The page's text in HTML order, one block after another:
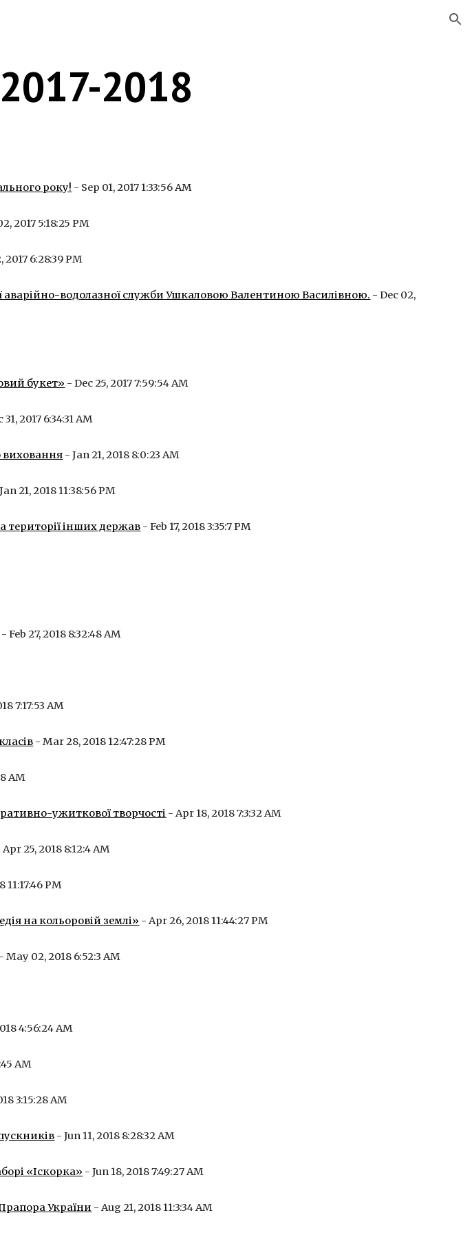
2017-2018
року! - Sep 01, 2017 1:33:56 AM
2017 5:18:25 PM
2017 6:28:39 PM
аварійно-водолазної служби Ушкаловою Валентиною Василівною. - Dec 02,
букет» - Dec 25, 2017 7:59:54 AM
31, 2017 6:34:31 AM
виховання - Jan 21, 2018 8:0:23 AM
21, 2018 11:38:56 PM
території інших держав - Feb 17, 2018 3:35:7 PM
- Feb 27, 2018 8:32:48 AM
7:17:53 AM
- Mar 28, 2018 12:47:28 PM
AM
ужиткової творчості - Apr 18, 2018 7:3:32 AM
Apr 25, 2018 8:12:4 AM
11:17:46 PM
на кольоровій землі» - Apr 26, 2018 11:44:27 PM
- May 02, 2018 6:52:3 AM
4:56:24 AM
AM
3:15:28 AM
- Jun 11, 2018 8:28:32 AM
«Іскорка» - Jun 18, 2018 7:49:27 AM
України - Aug 21, 2018 11:3:34 AM